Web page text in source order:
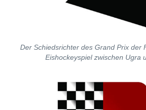
Der Schiedsrichter des Grand Prix der
Eishockeyspiel zwischen Ugra